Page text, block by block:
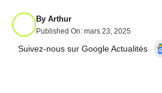
By Arthur
Published On: mars 23, 2025
Suivez-nous sur Google Actualités